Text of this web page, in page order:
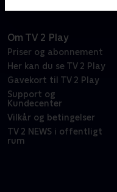
Om TV 2 Play
Priser og abonnement
Her kan du se TV 2 Play
Gavekort til TV 2 Play
Support og
Kundecenter
Vilkår og betingelser
TV 2 NEWS i offentligt
rum